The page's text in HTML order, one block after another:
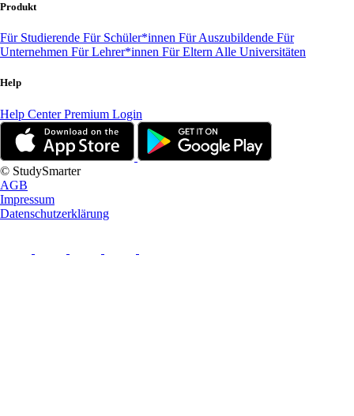
Produkt
Für Studierende Für Schüler*innen Für Auszubildende Für
Unternehmen Für Lehrer*innen Für Eltern Alle Universitäten
Help
Help CenterPremium Login
© StudySmarter
AGB
Impressum
Datenschutzerklärung